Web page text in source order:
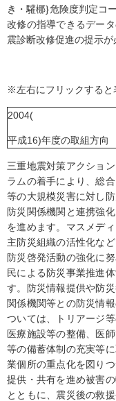
き・驩梛}危険度判定コ
改修の指導できるデー
震診断改修促進の提示が
※左右にフリックすると
2004(
平成16)年度の取組方向
三重地震対策アクショ
ラムの着手により、総
等の大規模災害に対し
防災関係機関と連携強
を進めます。マスメデ
主防災組織の活性化な
防災啓発活動の強化に
民による防災事業推進
す。防災情報提供や防
関係機関等との防災情
ついては、トリアージ
医療施設等の整備、医
等の備蓄体制の充実等
業個所の重点化を図り
提供・共有を進め被害
とともに、震災後の救